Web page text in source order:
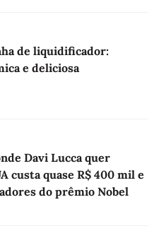
de liquidificador:
e deliciosa
Davi Lucca quer
custa quase R$ 400 mil e
do prêmio Nobel